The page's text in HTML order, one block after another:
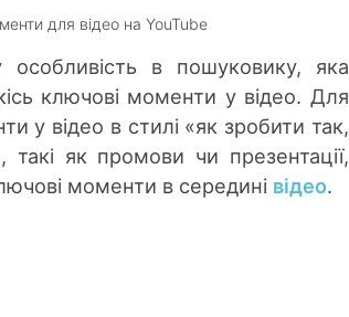
для відео на YouTube
особливість в пошуковику, яка
ключові моменти у відео. Для
у відео в стилі «як зробити так,
як промови чи презентації,
моменти в середині відео.